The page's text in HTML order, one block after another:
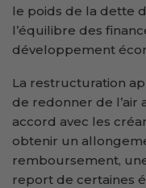
le poids de la dette
l’équilibre des
développement
La restructuration
de redonner de l’air
accord avec les
obtenir un
remboursement,
report de certaines